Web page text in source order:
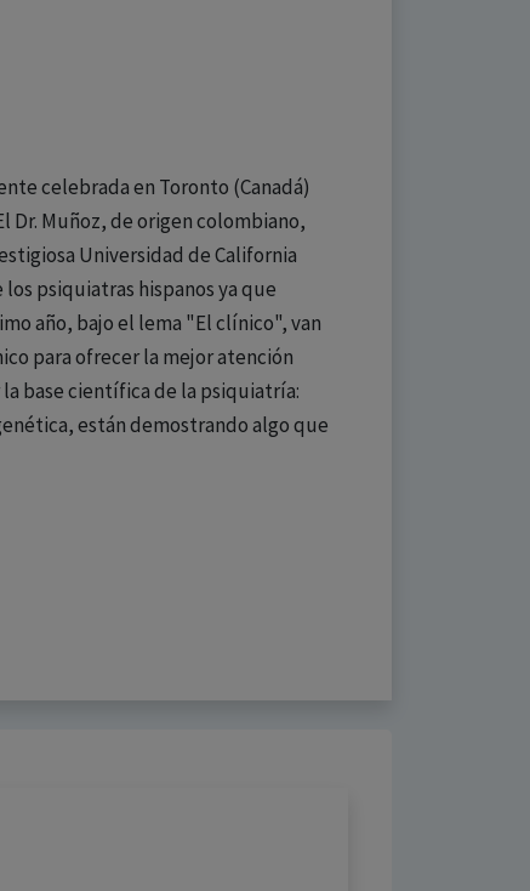
celebrada en Toronto (Canadá)
Dr. Muñoz, de origen colombiano,
Universidad de California
psiquiatras hispanos ya que
año, bajo el lema "El clínico", van
para ofrecer la mejor atención
base científica de la psiquiatría:
están demostrando algo que